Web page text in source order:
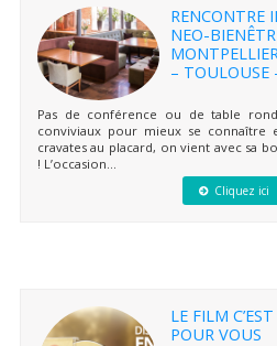
RENCONTRE
NEO-
– TOULOUSE
Pas de conférence ou de table
conviviaux pour mieux se connaître
cravates au placard, on vient avec sa
! L’occasion...
Cliquez ici
LE FILM
POUR VOUS